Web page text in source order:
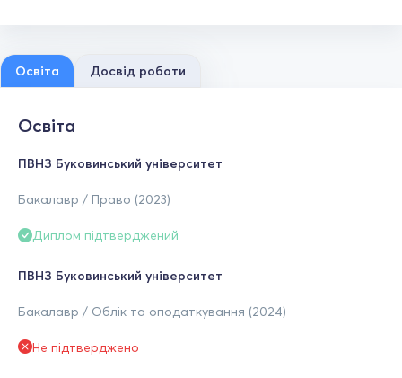
Освіта Досвід роботи
Освіта
ПВНЗ Буковинський університет
Бакалавр / Право (2023)
Диплом підтверджений
ПВНЗ Буковинський університет
Бакалавр / Облік та оподаткування (2024)
Не підтверджено